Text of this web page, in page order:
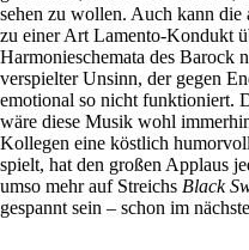
sehen zu wollen. Auch kann
zu einer Art Lamento-Kondukt
Harmonieschemata des Barock
verspielter Unsinn, der gegen
emotional so nicht funktioniert.
wäre diese Musik wohl
Kollegen eine köstlich
spielt, hat den großen Applaus
umso mehr auf Streichs Black
gespannt sein ‒ schon im